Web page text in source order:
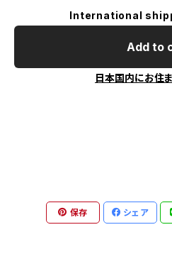
International
Add to
日本国内にお住
保存 シェア